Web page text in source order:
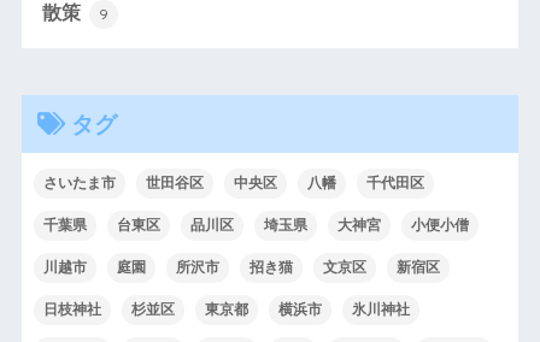
散策 9
タグ
さいたま市 世田谷区 中央区 八幡 千代田区
千葉県 台東区 品川区 埼玉県 大神宮 小便小僧
川越市 庭園 所沢市 招き猫 文京区 新宿区
日枝神社 杉並区 東京都 横浜市 氷川神社